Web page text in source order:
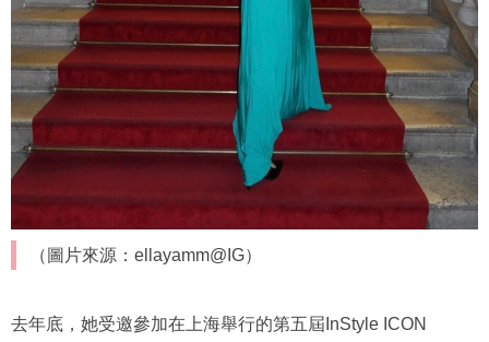
（圖片來源：ellayamm@IG）
去年底，她受邀參加在上海舉行的第五屆InStyle ICON